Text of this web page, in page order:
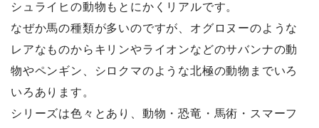
シュライヒの動物もとにかくリアルです。
なぜか馬の種類が多いのですが、オグロヌーのような
レアなものからキリンやライオンなどのサバンナの動
物やペンギン、シロクマのような北極の動物までいろ
いろあります。
シリーズは色々とあり、動物・恐竜・馬術・スマーフ